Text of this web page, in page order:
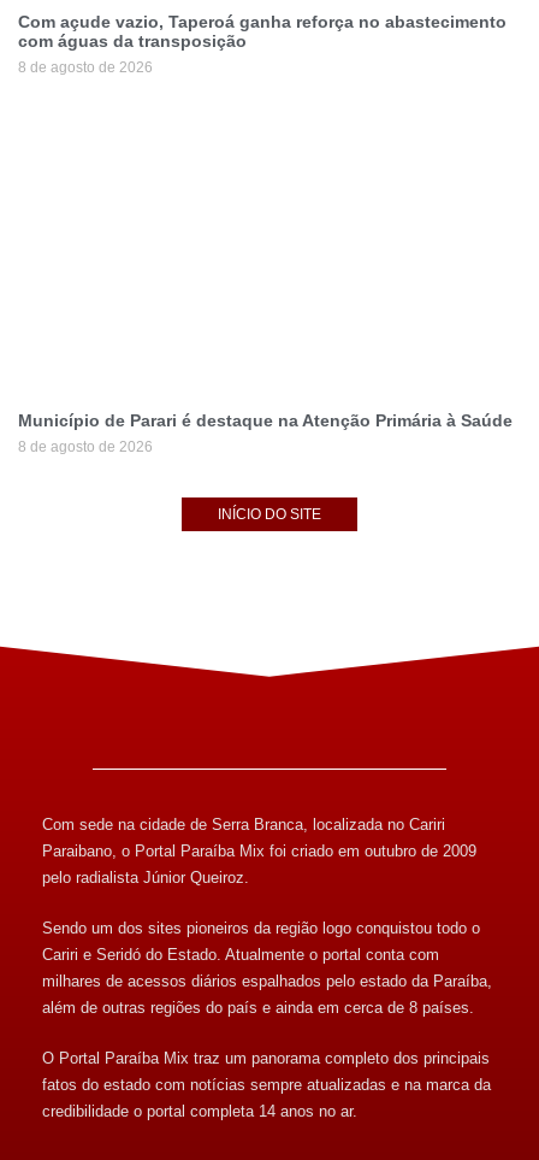
Com açude vazio, Taperoá ganha reforça no abastecimento
com águas da transposição
8 de agosto de 2026
Município de Parari é destaque na Atenção Primária à Saúde
8 de agosto de 2026
INÍCIO DO SITE
Com sede na cidade de Serra Branca, localizada no Cariri
Paraibano, o Portal Paraíba Mix foi criado em outubro de 2009
pelo radialista Júnior Queiroz.
Sendo um dos sites pioneiros da região logo conquistou todo o
Cariri e Seridó do Estado. Atualmente o portal conta com
milhares de acessos diários espalhados pelo estado da Paraíba,
além de outras regiões do país e ainda em cerca de 8 países.
O Portal Paraíba Mix traz um panorama completo dos principais
fatos do estado com notícias sempre atualizadas e na marca da
credibilidade o portal completa 14 anos no ar.